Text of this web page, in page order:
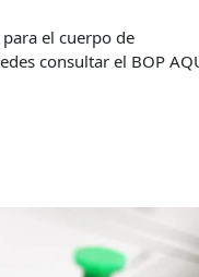
el cuerpo de
consultar el BOP